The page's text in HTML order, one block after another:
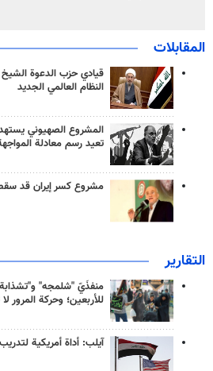
المقابلات
قيادي حزب الدعوة
النظام العالمي الجديد
المشروع الصهيوني
تعيد رسم معادلة
مشروع كسر إيران قد
التقارير
منفذَيّ "شلمجه"
للأربعين؛ وحركة المرور
آيلب: أداة أمريكية